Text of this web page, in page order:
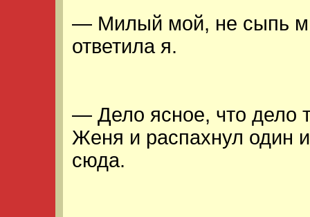
— Милый мой, не сыпь
ответила я.
— Дело ясное, что дело
Женя и распахнул один
сюда.